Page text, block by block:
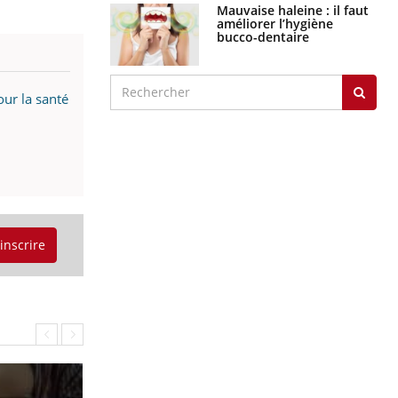
la santé
graves
Maladie de Charcot
amyotrophique)